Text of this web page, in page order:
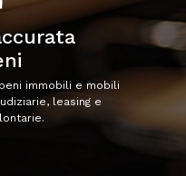
immobili e mobili
leasing e